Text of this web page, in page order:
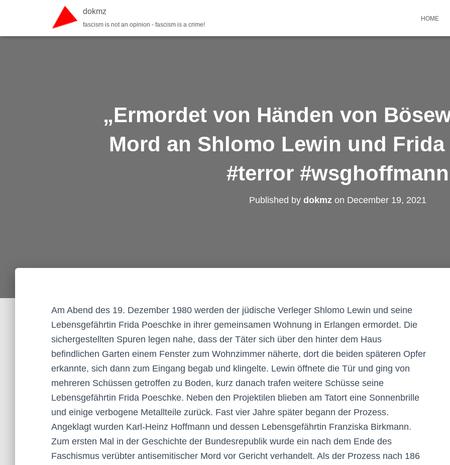
dokmz
fascism is not an opinion - fascism is a crime!
HOME
„Ermordet von Händen von
Mord an Shlomo Lewin und Frida
#terror #wsghoffmann
Published by dokmzon December 19, 2021
Am Abend des 19. Dezember 1980 werden der jüdische Verleger Shlomo Lewin und seine
Lebensgefährtin Frida Poeschke in ihrer gemeinsamen Wohnung in Erlangen ermordet. Die
sichergestellten Spuren legen nahe, dass der Täter sich über den hinter dem Haus
befindlichen Garten einem Fenster zum Wohnzimmer näherte, dort die beiden späteren Opfer
erkannte, sich dann zum Eingang begab und klingelte. Lewin öffnete die Tür und ging von
mehreren Schüssen getroffen zu Boden, kurz danach trafen weitere Schüsse seine
Lebensgefährtin Frida Poeschke. Neben den Projektilen blieben am Tatort eine Sonnenbrille
und einige verbogene Metallteile zurück. Fast vier Jahre später begann der Prozess.
Angeklagt wurden Karl-Heinz Hoffmann und dessen Lebensgefährtin Franziska Birkmann.
Zum ersten Mal in der Geschichte der Bundesrepublik wurde ein nach dem Ende des
Faschismus verübter antisemitischer Mord vor Gericht verhandelt. Als der Prozess nach 186